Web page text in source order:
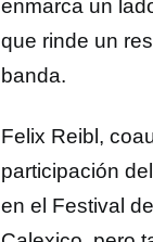
enmarca un
que rinde un
banda.
Felix Reibl,
participación
en el Festival